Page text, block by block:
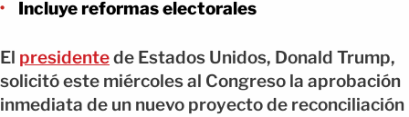
Incluye reformas electorales
El presidentede Estados Unidos, Donald Trump,
solicitó este miércoles al Congreso la aprobación
inmediata de un nuevo proyecto de reconciliación